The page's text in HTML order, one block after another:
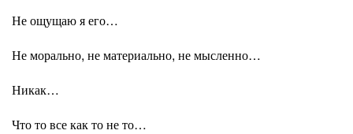
Не ощущаю я его…
Не морально, не материально, не мысленно…
Никак…
Что то все как то не то…